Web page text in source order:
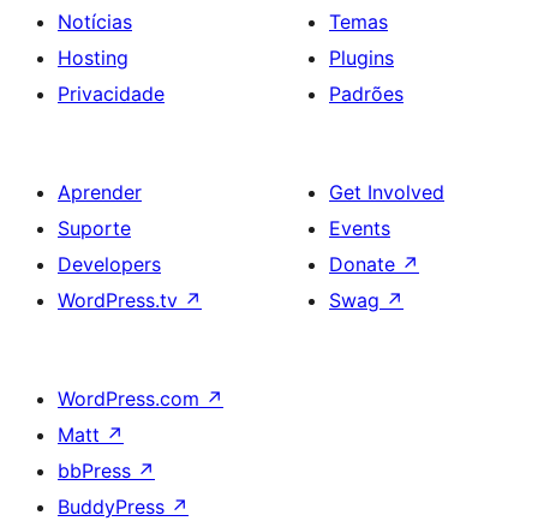
Notícias
Hosting
Privacidade
Temas
Plugins
Padrões
Aprender
Suporte
Developers
WordPress.tv ↗
Get Involved
Events
Donate ↗
Swag ↗
WordPress.com ↗
Matt ↗
bbPress ↗
BuddyPress ↗